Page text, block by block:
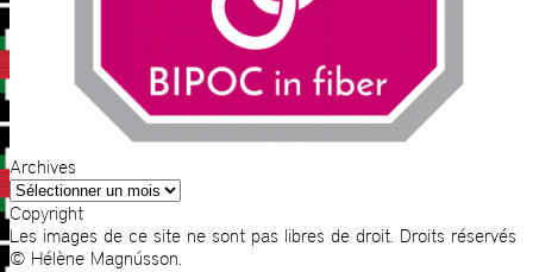
Archives
Archives
Copyright
Les images de ce site ne sont pas libres de droit. Droits réservés
© Hélène Magnússon.